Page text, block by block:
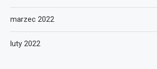
marzec 2022
luty 2022